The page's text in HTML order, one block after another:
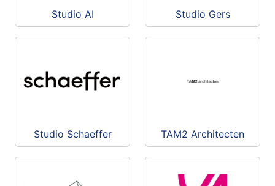
Studio AI Studio Gers
Studio Schaeffer TAM2 Architecten